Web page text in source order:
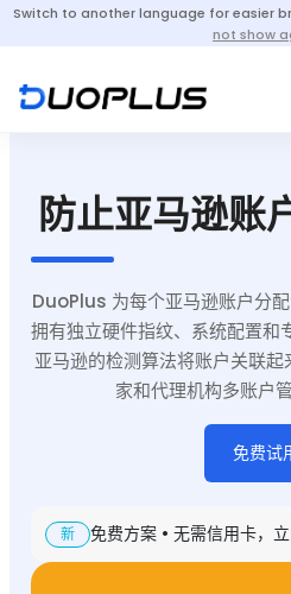
Switch to another language for easier
not show
防止亚马逊账
DuoPlus 为每个亚马逊账户分
拥有独立硬件指纹、系统配置和
亚马逊的检测算法将账户关联
家和代理机构多账户
免费试
新 免费方案 • 无需信用卡，立